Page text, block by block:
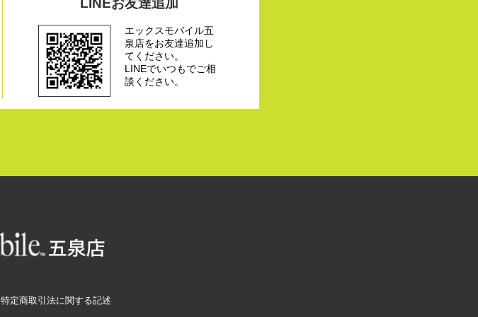
エックスモバイル五
泉店をお友達追加し
てください。
LINEでいつもでご相
談ください。
特定商取引法に関する記述